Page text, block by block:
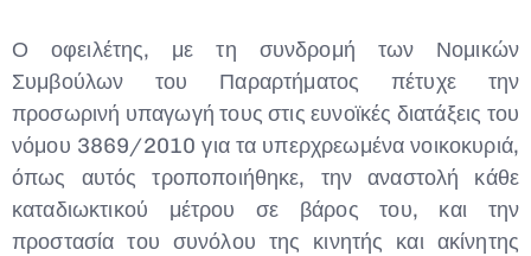
Ο οφειλέτης, με τη συνδρομή των Νομικών
Συμβούλων του Παραρτήματος πέτυχε την
προσωρινή υπαγωγή τους στις ευνοϊκές διατάξεις του
νόμου 3869/2010 για τα υπερχρεωμένα νοικοκυριά,
όπως αυτός τροποποιήθηκε, την αναστολή κάθε
καταδιωκτικού μέτρου σε βάρος του, και την
προστασία του συνόλου της κινητής και ακίνητης